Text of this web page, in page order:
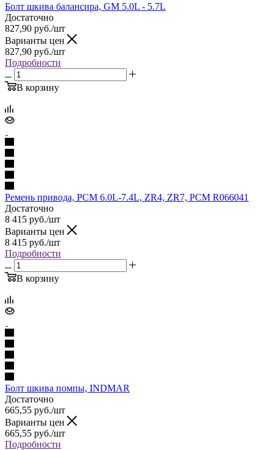
Болт шкива балансира, GM 5.0L - 5.7L
Достаточно
827,90 руб./шт
Варианты цен
827,90 руб./шт
Подробности
В корзину
Ремень привода, PCM 6.0L-7.4L, ZR4, ZR7, PCM R066041
Достаточно
8 415 руб./шт
Варианты цен
8 415 руб./шт
Подробности
В корзину
Болт шкива помпы, INDMAR
Достаточно
665,55 руб./шт
Варианты цен
665,55 руб./шт
Подробности